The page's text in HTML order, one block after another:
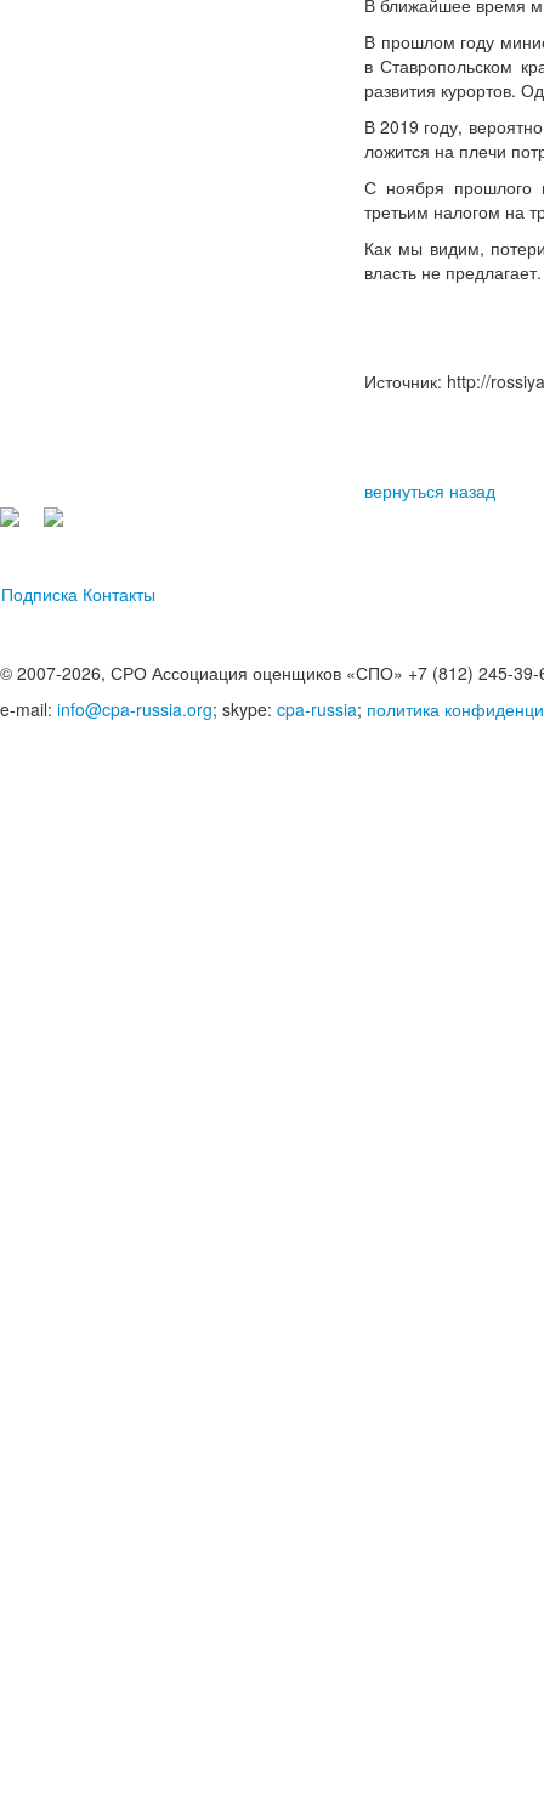
В ближайшее время
В прошлом году
в Ставропольском
развития курортов.
В 2019 году,
ложится на плечи
С ноября прошлого
третьим налогом на
Как мы видим,
власть не предлагает.
Источник: http://
вернуться назад
Подписка Контакты
© 2007-2026, СРО Ассоциация оценщиков «СПО» +7 (812) 245-39-
e-mail: info@cpa-russia.org; skype: cpa-russia; политика